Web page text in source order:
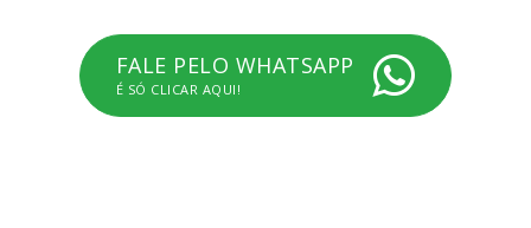
FALE PELO WHATSAPP
É SÓ CLICAR AQUI!